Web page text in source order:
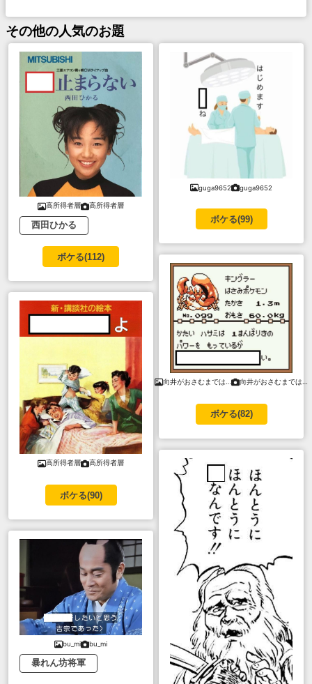
その他の人気のお題
高所得者層 高所得者層
西田ひかる
ボケる(112)
高所得者層 高所得者層
ボケる(90)
bu_mi bu_mi
暴れん坊将軍
guga9652 guga9652
ボケる(99)
向井がおさむまでは… 向井がおさむまでは…
ボケる(82)